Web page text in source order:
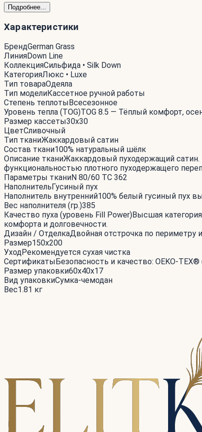
Подробнее...
Характеристики
БрендGerman Grass
ЛинияDown Line
КоллекцияСильфида • Silk Down
КатегорияЛюкс • Luxe
Тип товараОдеяла
Тип моделиКассетное ручной работы
Степень теплотыВсесезонное
Уровень тепла (TOG)TOG 8.5 — Тёплый комфорт,
Размер кассеты30x30
ЦветСливочный
Тип тканиЖаккардовый сатин
Состав ткани100% натуральный шёлк
Описание тканиЖаккардовый пуходержащий сатин.
функциональностью плотного пуходержащего
Параметры тканиN 80/60 TC 362
НаполнительГусиный пух
Наполнитель внутренний100% белый гусиный пух
Вес наполнителя (гр.)385
Качество пуха (уровень Fill Power)Высшая
комфорта и долговечности.
Дизайн / ОтделкаДвойная отстрочка по периметру
Размер150x200
УходРекомендуется сухая чистка
СертификатыБезопасность и качество: OEKO-
Размер упаковки60x40x17
Вид упаковкиСумка-чемодан
Вес1.81 кг